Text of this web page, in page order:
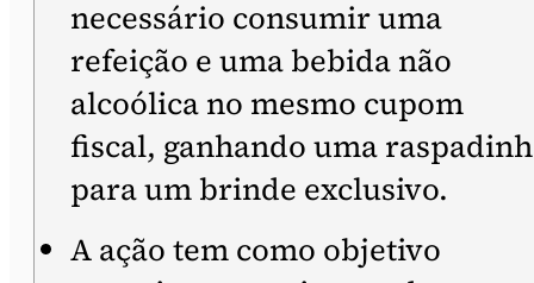
necessário consumir uma
refeição e uma bebida não
alcoólica no mesmo cupom
fiscal, ganhando uma
para um brinde exclusivo.
A ação tem como objetivo